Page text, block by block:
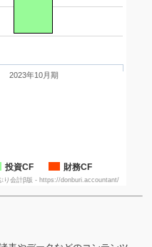
投資CF 財務CF
2023年10月期
り会計β版 - https://donburi.accountant/